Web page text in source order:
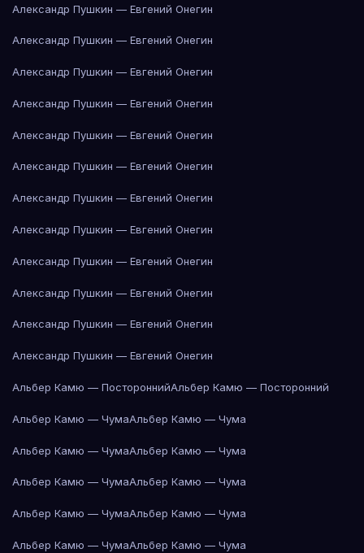
Александр Пушкин — Евгений Онегин
Александр Пушкин — Евгений Онегин
Александр Пушкин — Евгений Онегин
Александр Пушкин — Евгений Онегин
Александр Пушкин — Евгений Онегин
Александр Пушкин — Евгений Онегин
Александр Пушкин — Евгений Онегин
Александр Пушкин — Евгений Онегин
Александр Пушкин — Евгений Онегин
Александр Пушкин — Евгений Онегин
Александр Пушкин — Евгений Онегин
Александр Пушкин — Евгений Онегин
Альбер Камю — ПостороннийАльбер Камю — Посторонний
Альбер Камю — ЧумаАльбер Камю — Чума
Альбер Камю — ЧумаАльбер Камю — Чума
Альбер Камю — ЧумаАльбер Камю — Чума
Альбер Камю — ЧумаАльбер Камю — Чума
Альбер Камю — ЧумаАльбер Камю — Чума